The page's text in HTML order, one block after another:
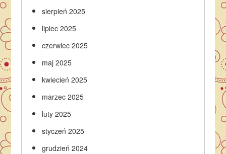
sierpień 2025
lipiec 2025
czerwiec 2025
maj 2025
kwiecień 2025
marzec 2025
luty 2025
styczeń 2025
grudzień 2024